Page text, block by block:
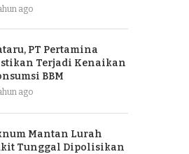
ago
PT Pertamina
Terjadi Kenaikan
BBM
ago
Mantan Lurah
Tunggal Dipolisikan